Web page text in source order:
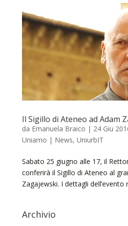
Il Sigillo di Ateneo ad Adam
da Emanuela Braico | 24 Giu
Uniamo | News, UniurbIT
Sabato 25 giugno alle 17, il
conferirà il Sigillo di Ateneo al
Zagajewski. I dettagli dell’evento
Archivio